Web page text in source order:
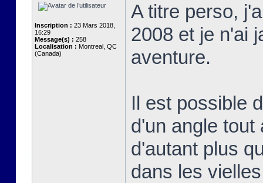
Inscription : 23 Mars 2018,
16:29
Message(s) : 258
Localisation : Montreal, QC
(Canada)
A titre perso,
2008 et je n'ai
aventure.
Il est possible
d'un angle tout
d'autant plus
dans les